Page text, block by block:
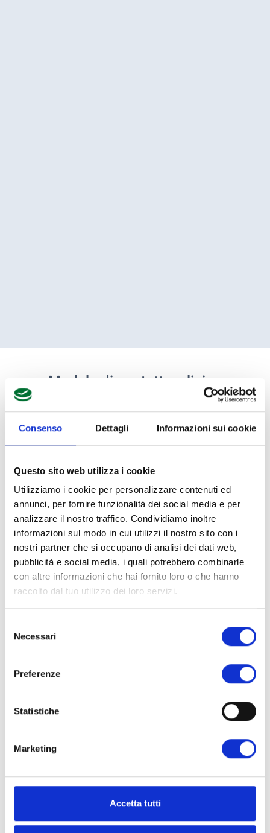
Consenso Dettagli Informazioni sui cookie
Questo sito web utilizza i cookie
Utilizziamo i cookie per personalizzare contenuti ed
annunci, per fornire funzionalità dei social media e per
analizzare il nostro traffico. Condividiamo inoltre
informazioni sul modo in cui utilizzi il nostro sito con i
nostri partner che si occupano di analisi dei dati web,
pubblicità e social media, i quali potrebbero combinarle
con altre informazioni che hai fornito loro o che hanno
raccolto dal tuo utilizzo dei loro servizi.
delNecessari
Preferenze
Statistiche
Marketing
Accetta tutti
Modulo di contatto: clinico
Usa questo modulo per ricevere le informazioni,
ricordando che puoi consultare le
Nel caso volessi registrarti puoi farloa questa
pagina.
Nominativo*
Email*
Messaggio